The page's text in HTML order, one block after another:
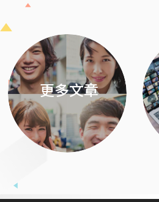
更多文章